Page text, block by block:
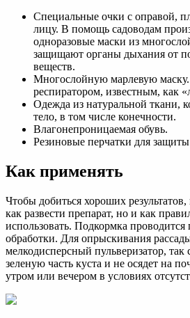
Специальные очки с оправой,
лицу. В помощь садоводам
одноразовые маски из
защищают органы дыхания от
веществ.
Многослойную марлевую
респиратором, известным, как
Одежда из натуральной ткани,
тело, в том числе конечности.
Влагонепроницаемая обувь.
Резиновые перчатки для
Как применять
Чтобы добиться хороших
как развести препарат, но и как
использовать. Подкормка
обработки. Для опрыскивания
мелкодисперсный пульверизатор, так
зеленую часть куста и не осядет на
утром или вечером в условиях